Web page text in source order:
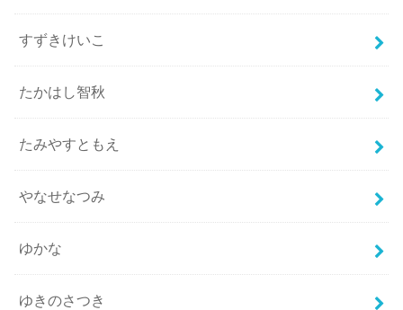
すずきけいこ
たかはし智秋
たみやすともえ
やなせなつみ
ゆかな
ゆきのさつき